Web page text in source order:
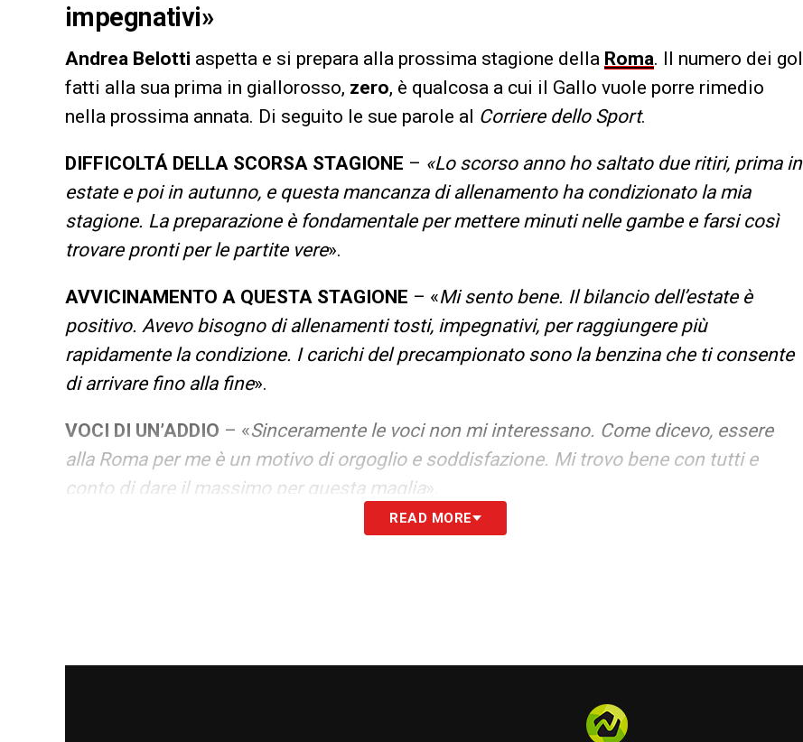
impegnativi»
Andrea Belotti aspetta e si prepara alla prossima stagione della Roma. Il numero dei gol
fatti alla sua prima in giallorosso, zero, è qualcosa a cui il Gallo vuole porre rimedio
nella prossima annata. Di seguito le sue parole al Corriere dello Sport.
DIFFICOLTÁ DELLA SCORSA STAGIONE – «Lo scorso anno ho saltato due ritiri, prima in
estate e poi in autunno, e questa mancanza di allenamento ha condizionato la mia
stagione. La preparazione è fondamentale per mettere minuti nelle gambe e farsi così
trovare pronti per le partite vere».
AVVICINAMENTO A QUESTA STAGIONE – «Mi sento bene. Il bilancio dell’estate è
positivo. Avevo bisogno di allenamenti tosti, impegnativi, per raggiungere più
rapidamente la condizione. I carichi del precampionato sono la benzina che ti consente
di arrivare fino alla fine».
VOCI DI UN’ADDIO – «Sinceramente le voci non mi interessano. Come dicevo, essere
alla Roma per me è un motivo di orgoglio e soddisfazione. Mi trovo bene con tutti e
conto di dare il massimo per questa maglia».
SE LO INFASTIDISCONO I NOMI ACCOSTATI PER L’ATTACCO
saltato due ritiri, ho avuto una frattura alla mano e una frattura intercostale. Da fuori
READ MORE